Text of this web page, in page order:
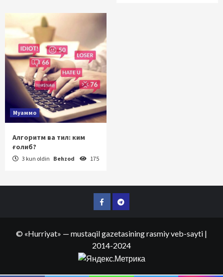
Муаммо
Алгоритм ва тил: ким
ғолиб?
3 kun oldin Behzod 175
FacebookTelegram
© «Hurriyat» — mustaqil gazetasining rasmiy veb-sayti |
2014-2024